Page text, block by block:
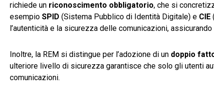
richiede un riconoscimento obbligatorio, che si
esempio SPID (Sistema Pubblico di Identità Digitale) e CIE
l’autenticità e la sicurezza delle comunicazioni,
Inoltre, la REM si distingue per l’adozione di un doppio
ulteriore livello di sicurezza garantisce che solo gli utenti
comunicazioni.